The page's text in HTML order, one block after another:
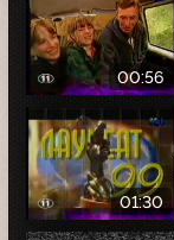
00:56
01:30